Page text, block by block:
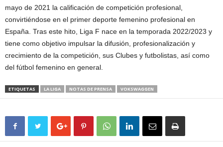
mayo de 2021 la calificación de competición profesional,
convirtiéndose en el primer deporte femenino profesional en
España. Tras este hito, Liga F nace en la temporada 2022/2023 y
tiene como objetivo impulsar la difusión, profesionalización y
crecimiento de la competición, sus Clubes y futbolistas, así como
del fútbol femenino en general.
ETIQUETAS LA LIGA NOTAS DE PRENSA VOKSWAGGEN